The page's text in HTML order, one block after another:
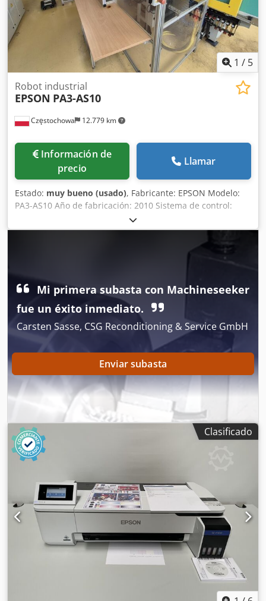
1 / 5
Częstochowa 12.779 km
Robot industrial
EPSON PA3-AS10
Información de
precio
Llamar
Estado: muy bueno (usado), Fabricante: EPSON Modelo:
PA3-AS10 Año de fabricación: 2010 Sistema de control:
Unidad de control Epson RC180 Panel de operador
Siemens Simatic Touch Panel Equipamiento /
configuración: Estación receptora con 2 cargadores de 16
posiciones (total 32 posiciones de descarga) Cjdpfx Aox Eit
Mi primera subasta con Machineseeker
fue un éxito inmediato.
Carsten Sasse, CSG Reconditioning & Service GmbH
Enviar subasta
Clasificado